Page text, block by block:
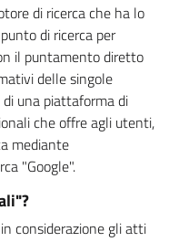
di ricerca che ha lo
di ricerca per
il puntamento diretto
delle singole
una piattaforma di
che offre agli utenti,
mediante
"Google".
considerazione gli atti